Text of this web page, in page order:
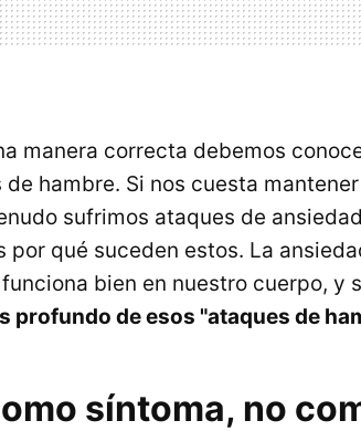
manera correcta debemos
hambre. Si nos cuesta
sufrimos ataques de
qué suceden estos. La
bien en nuestro cuerpo, y
profundo de esos "ataques de
síntoma, no